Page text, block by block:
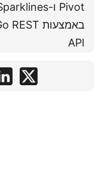
Pivot ו-Sparklines
באמצעות Go REST
API